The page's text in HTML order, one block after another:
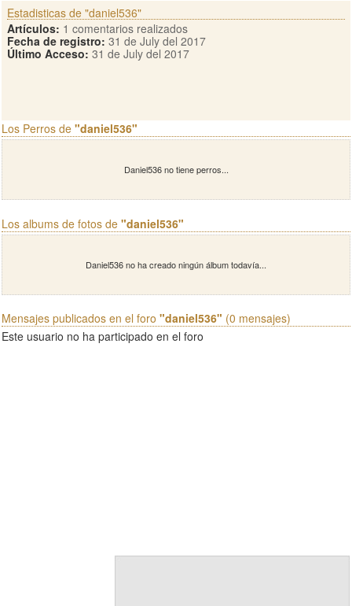
Estadisticas de "daniel536"
Artículos: 1 comentarios realizados
Fecha de registro: 31 de July del 2017
Último Acceso: 31 de July del 2017
Los Perros de "daniel536"
Daniel536 no tiene perros...
Los albums de fotos de "daniel536"
Daniel536 no ha creado ningún álbum todavía...
Mensajes publicados en el foro "daniel536" (0 mensajes)
Este usuario no ha participado en el foro